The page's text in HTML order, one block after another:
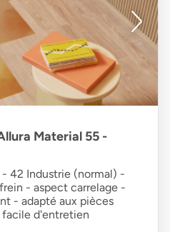
Material 55 -
42 Industrie (normal) -
- aspect carrelage -
- adapté aux pièces
d'entretien